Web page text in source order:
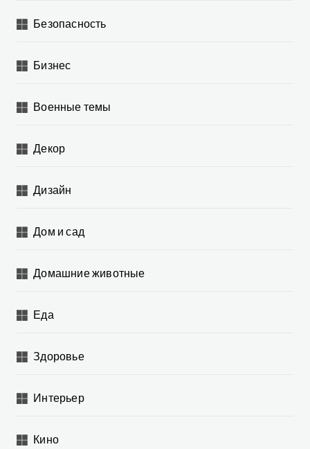
Безопасность
Бизнес
Военные темы
Декор
Дизайн
Дом и сад
Домашние животные
Еда
Здоровье
Интерьер
Кино